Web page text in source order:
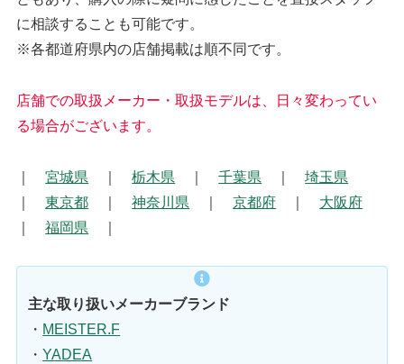
に相談することも可能です。
※各都道府県内の店舗掲載は順不同です。
店舗での取扱メーカー・取扱モデルは、日々変わってい
る場合がございます。
｜宮城県 ｜栃木県 ｜千葉県 ｜埼玉県
｜東京都 ｜神奈川県 ｜京都府
大阪府
｜福岡県
主な取り扱いメーカーブランド
・ MEISTER.F
・YADEA